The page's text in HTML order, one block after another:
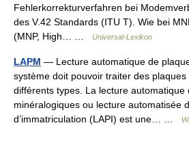
Fehlerkorrekturverfahren bei
des V.42 Standards (ITU T). Wie bei
(MNP, High… …
Universal-Lexikon
LAPM — Lecture automatique de
système doit pouvoir traiter des
différents types. La lecture automatique
minéralogiques ou lecture automatisée
d’immatriculation (LAPI) est une… …